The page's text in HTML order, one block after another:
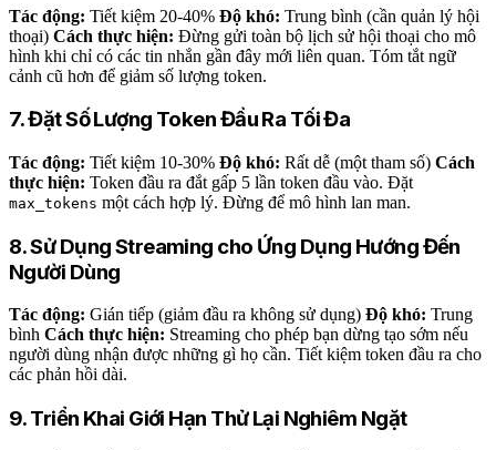
Tác động: Tiết kiệm 20-40% Độ khó: Trung bình (cần quản lý hội
thoại) Cách thực hiện: Đừng gửi toàn bộ lịch sử hội thoại cho mô
hình khi chỉ có các tin nhắn gần đây mới liên quan. Tóm tắt ngữ
cảnh cũ hơn để giảm số lượng token.
7. Đặt Số Lượng Token Đầu Ra Tối Đa
Tác động: Tiết kiệm 10-30% Độ khó: Rất dễ (một tham số) Cách
thực hiện: Token đầu ra đắt gấp 5 lần token đầu vào. Đặt
max_tokens một cách hợp lý. Đừng để mô hình lan man.
8. Sử Dụng Streaming cho Ứng Dụng Hướng Đến
Người Dùng
Tác động: Gián tiếp (giảm đầu ra không sử dụng) Độ khó: Trung
bình Cách thực hiện: Streaming cho phép bạn dừng tạo sớm nếu
người dùng nhận được những gì họ cần. Tiết kiệm token đầu ra cho
các phản hồi dài.
9. Triển Khai Giới Hạn Thử Lại Nghiêm Ngặt